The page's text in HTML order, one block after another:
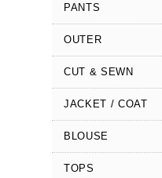
PANTS
OUTER
CUT & SEWN
JACKET / COAT
BLOUSE
TOPS